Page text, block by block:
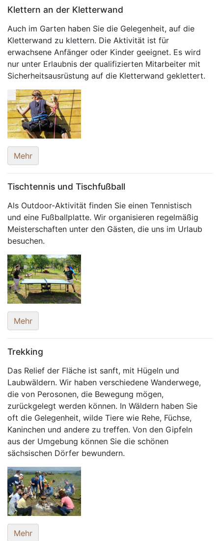
Klettern an der Kletterwand
Auch im Garten haben Sie die Gelegenheit, auf die
Kletterwand zu klettern. Die Aktivität ist für
erwachsene Anfänger oder Kinder geeignet. Es wird
nur unter Erlaubnis der qualifizierten Mitarbeiter mit
Sicherheitsausrüstung auf die Kletterwand geklettert.
Mehr
Tischtennis und Tischfußball
Als Outdoor-Aktivität finden Sie einen Tennistisch
und eine Fußballplatte. Wir organisieren regelmäßig
Meisterschaften unter den Gästen, die uns im Urlaub
besuchen.
Mehr
Trekking
Das Relief der Fläche ist sanft, mit Hügeln und
Laubwäldern. Wir haben verschiedene Wanderwege,
die von Perosonen, die Bewegung mögen,
zurückgelegt werden können. In Wäldern haben Sie
oft die Gelegenheit, wilde Tiere wie Rehe, Füchse,
Kaninchen und andere zu treffen. Von den Gipfeln
aus der Umgebung können Sie die schönen
sächsischen Dörfer bewundern.
Mehr